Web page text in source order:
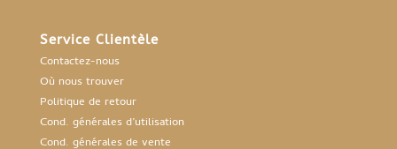
Service Clientèle
Contactez-nous
Où nous trouver
Politique de retour
Cond. générales d’utilisation
Cond. générales de vente